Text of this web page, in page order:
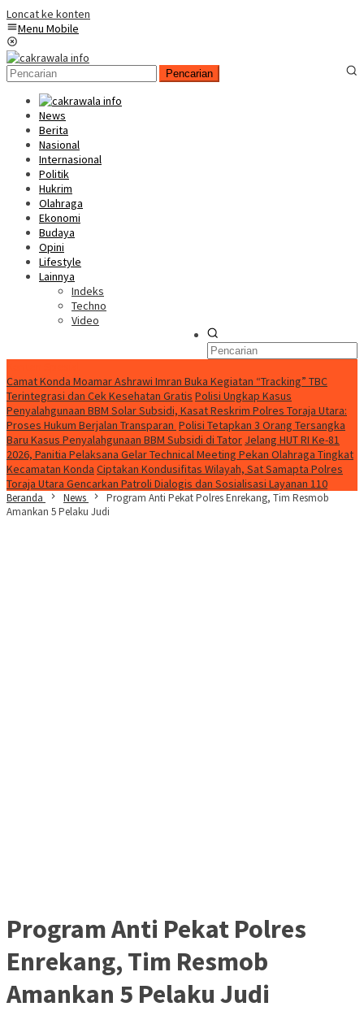
Loncat ke konten
Menu Mobile
Pencarian
News
Berita
Nasional
Internasional
Politik
Hukrim
Olahraga
Ekonomi
Budaya
Opini
Lifestyle
Lainnya
Indeks
Techno
Video
Camat Konda Moamar Ashrawi Imran Buka Kegiatan “Tracking” TBC
Terintegrasi dan Cek Kesehatan Gratis Polisi Ungkap Kasus
Penyalahgunaan BBM Solar Subsidi, Kasat Reskrim Polres Toraja Utara:
Proses Hukum Berjalan Transparan Polisi Tetapkan 3 Orang Tersangka
Baru Kasus Penyalahgunaan BBM Subsidi di Tator Jelang HUT RI Ke-81
2026, Panitia Pelaksana Gelar Technical Meeting Pekan Olahraga Tingkat
Kecamatan Konda Ciptakan Kondusifitas Wilayah, Sat Samapta Polres
Toraja Utara Gencarkan Patroli Dialogis dan Sosialisasi Layanan 110
Beranda News
Program Anti Pekat Polres Enrekang, Tim Resmob
Amankan 5 Pelaku Judi
Program Anti Pekat Polres
Enrekang, Tim Resmob
Amankan 5 Pelaku Judi